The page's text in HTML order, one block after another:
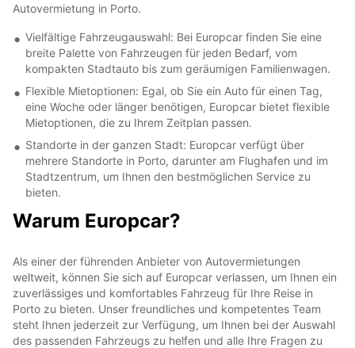
Autovermietung in Porto.
Vielfältige Fahrzeugauswahl: Bei Europcar finden Sie eine
breite Palette von Fahrzeugen für jeden Bedarf, vom
kompakten Stadtauto bis zum geräumigen Familienwagen.
Flexible Mietoptionen: Egal, ob Sie ein Auto für einen Tag,
eine Woche oder länger benötigen, Europcar bietet flexible
Mietoptionen, die zu Ihrem Zeitplan passen.
Standorte in der ganzen Stadt: Europcar verfügt über
mehrere Standorte in Porto, darunter am Flughafen und im
Stadtzentrum, um Ihnen den bestmöglichen Service zu
bieten.
Warum Europcar?
Als einer der führenden Anbieter von Autovermietungen
weltweit, können Sie sich auf Europcar verlassen, um Ihnen ein
zuverlässiges und komfortables Fahrzeug für Ihre Reise in
Porto zu bieten. Unser freundliches und kompetentes Team
steht Ihnen jederzeit zur Verfügung, um Ihnen bei der Auswahl
des passenden Fahrzeugs zu helfen und alle Ihre Fragen zu